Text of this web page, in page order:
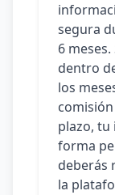
segura
6
dentro
los
plazo, tu
forma
deberás
la